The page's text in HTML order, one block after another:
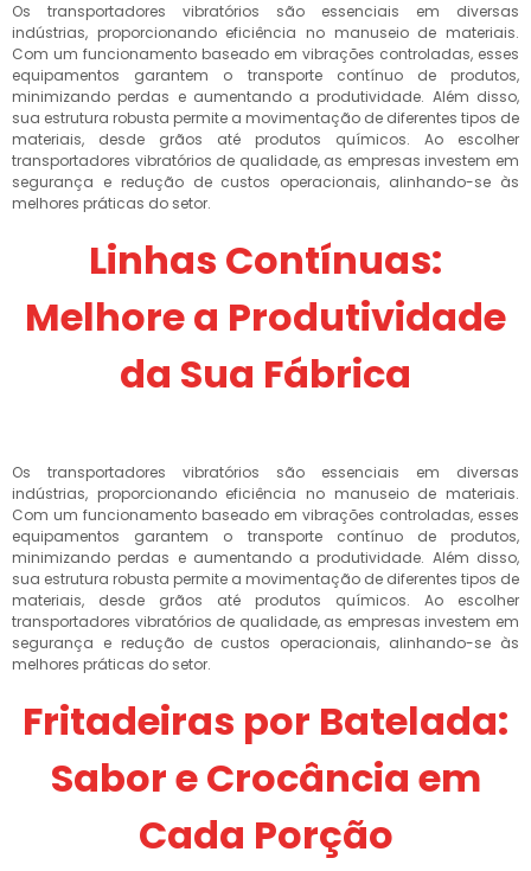
Os transportadores vibratórios são essenciais em diversas
indústrias, proporcionando eficiência no manuseio de materiais.
Com um funcionamento baseado em vibrações controladas, esses
equipamentos garantem o transporte contínuo de produtos,
minimizando perdas e aumentando a produtividade. Além disso,
sua estrutura robusta permite a movimentação de diferentes tipos de
materiais, desde grãos até produtos químicos. Ao escolher
transportadores vibratórios de qualidade, as empresas investem em
segurança e redução de custos operacionais, alinhando-se às
melhores práticas do setor.
Linhas Contínuas:
Melhore a Produtividade
da Sua Fábrica
Os transportadores vibratórios são essenciais em diversas
indústrias, proporcionando eficiência no manuseio de materiais.
Com um funcionamento baseado em vibrações controladas, esses
equipamentos garantem o transporte contínuo de produtos,
minimizando perdas e aumentando a produtividade. Além disso,
sua estrutura robusta permite a movimentação de diferentes tipos de
materiais, desde grãos até produtos químicos. Ao escolher
transportadores vibratórios de qualidade, as empresas investem em
segurança e redução de custos operacionais, alinhando-se às
melhores práticas do setor.
Fritadeiras por Batelada:
Sabor e Crocância em
Cada Porção